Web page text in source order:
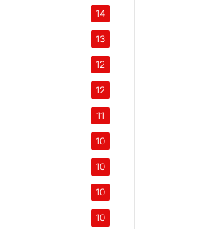
14
13
12
12
11
10
10
10
10